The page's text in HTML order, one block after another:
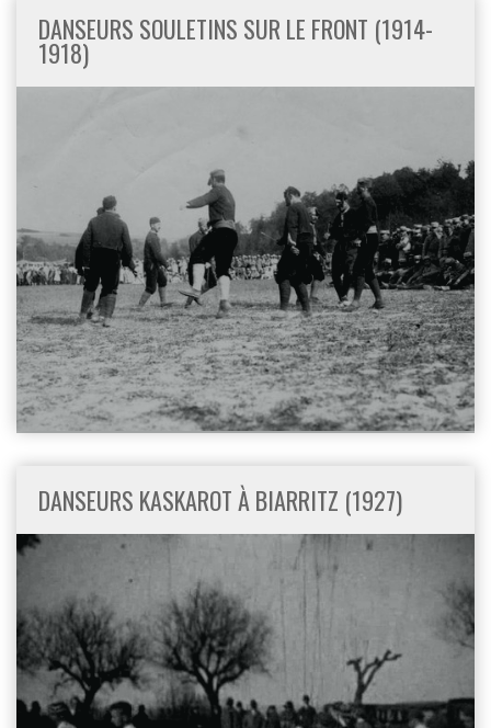
DANSEURS SOULETINS SUR LE FRONT (1914-
1918)
DANSEURS KASKAROT À BIARRITZ (1927)